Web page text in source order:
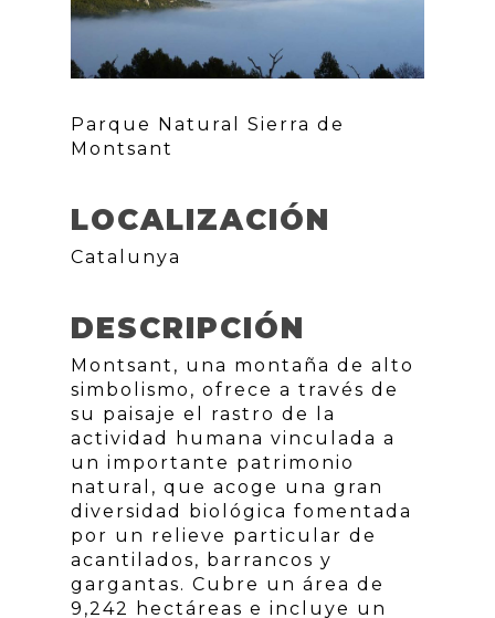
Parque Natural Sierra de
Montsant
LOCALIZACIÓN
Catalunya
DESCRIPCIÓN
Montsant, una montaña de alto
simbolismo, ofrece a través de
su paisaje el rastro de la
actividad humana vinculada a
un importante patrimonio
natural, que acoge una gran
diversidad biológica fomentada
por un relieve particular de
acantilados, barrancos y
gargantas. Cubre un área de
9,242 hectáreas e incluye un